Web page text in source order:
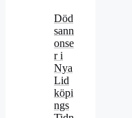
Död
sann
onse
r i
Nya
Lid
köpi
ngs